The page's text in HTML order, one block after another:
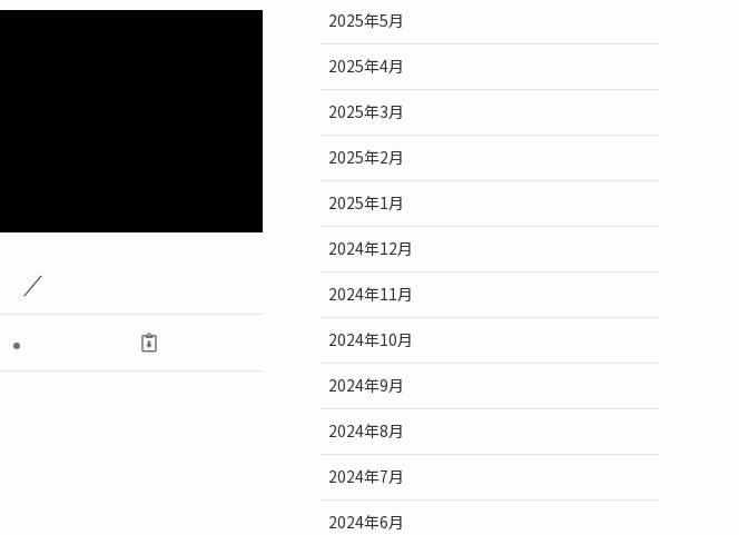
2025年5月
2025年4月
2025年3月
2025年2月
2025年1月
2024年12月
2024年11月
2024年10月
2024年9月
2024年8月
2024年7月
2024年6月